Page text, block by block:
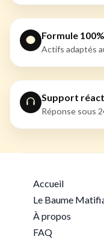
Formule
Actifs adaptés
Support
Réponse sous
Accueil
Le Baume
À propos
FAQ